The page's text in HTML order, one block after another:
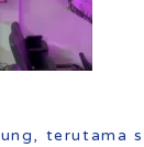
terutama